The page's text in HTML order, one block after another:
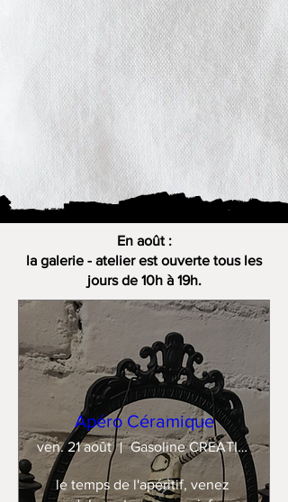
En août :
la galerie - atelier est ouverte tous les
jours de 10h à 19h.
Apéro Céramique
ven. 21 août Gasoline CREATION
le temps de l'apéritif, venez